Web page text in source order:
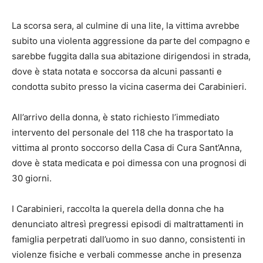
La scorsa sera, al culmine di una lite, la vittima avrebbe
subito una violenta aggressione da parte del compagno e
sarebbe fuggita dalla sua abitazione dirigendosi in strada,
dove è stata notata e soccorsa da alcuni passanti e
condotta subito presso la vicina caserma dei Carabinieri.
All’arrivo della donna, è stato richiesto l’immediato
intervento del personale del 118 che ha trasportato la
vittima al pronto soccorso della Casa di Cura Sant’Anna,
dove è stata medicata e poi dimessa con una prognosi di
30 giorni.
I Carabinieri, raccolta la querela della donna che ha
denunciato altresì pregressi episodi di maltrattamenti in
famiglia perpetrati dall’uomo in suo danno, consistenti in
violenze fisiche e verbali commesse anche in presenza